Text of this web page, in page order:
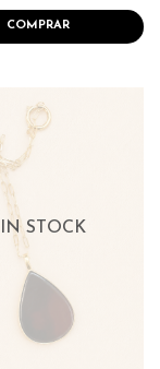
COMPRAR
STOCK